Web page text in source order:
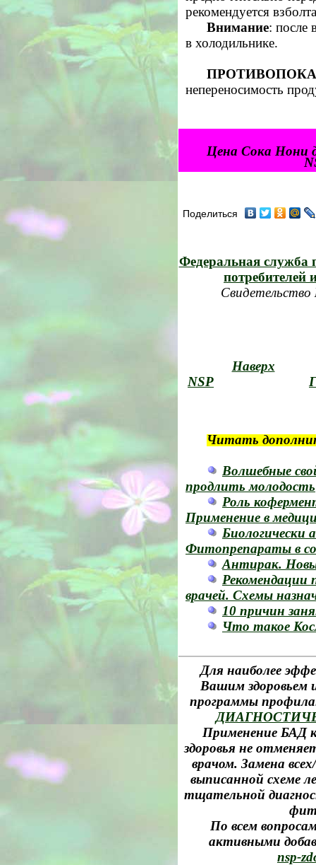
рекомендуется
Внимание: после
в холодильнике.
непереносимость
Цена Сока Нони
Поделиться
Федеральная служба
потребителей
Наверх
NSP
Читать
Волшебные
продлить молодость
Роль
Применение в
Биологически
Фитопрепараты в
Антирак.
Рекомендации
врачей. Схемы
10 причин
Что такое
Для наиболее
Вашим здоровьем
программы
Применение БАД
здоровья не
врачом. Замена
выписанной схеме
тщательной
По всем
активными
nsp-